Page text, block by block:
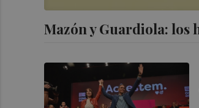
Mazón y Guardiola: los